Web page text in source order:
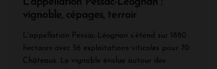
vignoble, cépages, terroir
L’appellation Pessac-Léognan s’étend sur 1880
hectares avec 56 exploitations viticoles pour 70
Châteaux. Le vignoble évolue autour des